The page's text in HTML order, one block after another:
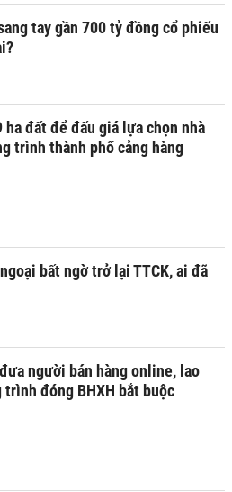
tay gần 700 tỷ đồng cổ phiếu
ha đất để đấu giá lựa chọn nhà
trình thành phố cảng hàng
bất ngờ trở lại TTCK, ai đã
người bán hàng online, lao
trình đóng BHXH bắt buộc